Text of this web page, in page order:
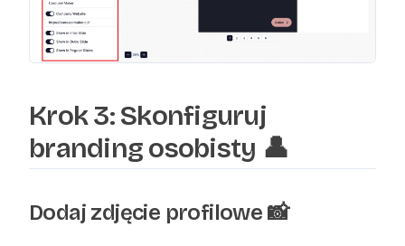
Krok 3: Skonfiguruj
branding osobisty 👤
Dodaj zdjęcie profilowe 📸